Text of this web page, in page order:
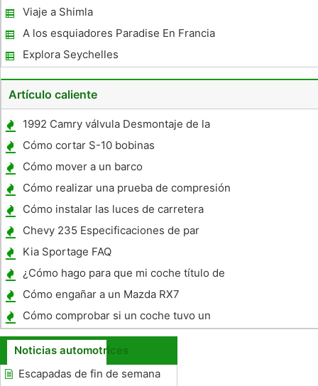
Viaje a Shimla
A los esquiadores Paradise En Francia
Explora Seychelles
Artículo caliente
1992 Camry válvula Desmontaje de la
cubierta
Cómo cortar S-10 bobinas
Cómo mover a un barco
Cómo realizar una prueba de compresión
en el motor de un Chevrolet Corvette
Cómo instalar las luces de carretera
Chevy 235 Especificaciones de par
Kia Sportage FAQ
¿Cómo hago para que mi coche título de
Maryland en línea?
Cómo engañar a un Mazda RX7
Cómo comprobar si un coche tuvo un
accidente por el número VIN
Noticias automotrices
Escapadas de fin de semana